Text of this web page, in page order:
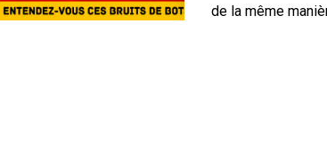
La vaste blague du macronisme crypto-spatial
de la même